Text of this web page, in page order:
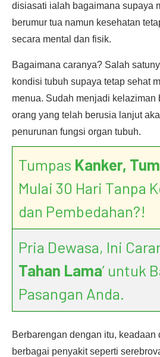
disiasati ialah bagaimana supaya
berumur tua namun kesehatan
secara mental dan fisik.
Bagaimana caranya? Salah
kondisi tubuh supaya tetap sehat
menua. Sudah menjadi kelaziman
orang yang telah berusia lanjut
penurunan fungsi organ tubuh.
Tumpas Kanker,
Mulai 30 Hari Tanpa
dan Pembedahan?!
Pria Dewasa, Ini
Tahan Lama’ untuk
Pasangan Anda.
Berbarengan dengan itu, keadaan
berbagai penyakit seperti